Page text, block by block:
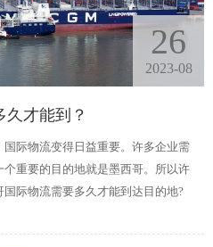
26
2023-08
久才能到？
际物流变得日益重要。许多企业需
重要的目的地就是墨西哥。所以许
际物流需要多久才能到达目的地?